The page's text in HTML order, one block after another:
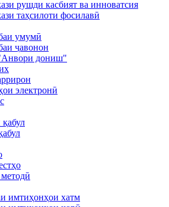
рушди касбият ва инноватсия
таҳсилоти фосилавӣ
умумӣ
ҷавонон
дониш"
электронӣ
имтиҳонҳои хатм